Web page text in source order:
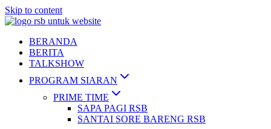
Skip to content
BERANDA
BERITA
TALKSHOW
PROGRAM SIARAN
PRIME TIME
SAPA PAGI RSB
SANTAI SORE BARENG RSB